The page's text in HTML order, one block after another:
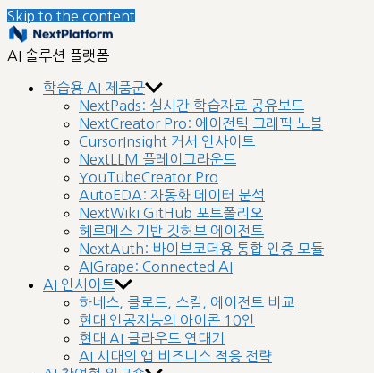
Skip to the content
AI 솔루션 플랫폼
학습용 AI 제품군
NextPads: 실시간 학습자료 공유보드
NextCreator Pro: 에이전틱 그래픽 노블
CursorInsight 커서 인사이트
NextLLM 플레이그라운드
YouTubeCreator Pro
AutoEDA: 자동화 데이터 분석
NextWiki GitHub 포트폴리오
헤르메스 기반 깃허브 에이전트
NextAuth: 바이브코더용 통합 인증 모듈
AIGrape: Connected AI
AI 인사이트
하네스, 클로드, 스킬, 에이전트 비교
현대 인공지능의 아이콘 10인
현대 AI 클라우드 연대기
AI 시대의 앱 비즈니스 적응 전략